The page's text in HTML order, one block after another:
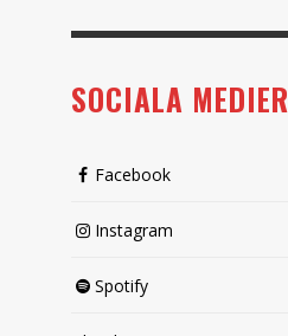
SOCIALA MEDIER
Facebook
Instagram
Spotify